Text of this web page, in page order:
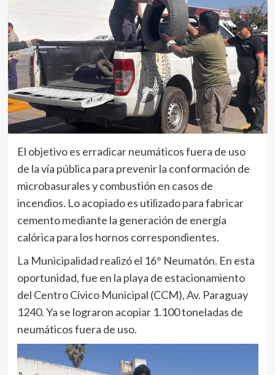
El objetivo es erradicar neumáticos fuera de uso
de la vía pública para prevenir la conformación de
microbasurales y combustión en casos de
incendios. Lo acopiado es utilizado para fabricar
cemento mediante la generación de energía
calórica para los hornos correspondientes.
La Municipalidad realizó el 16° Neumatón. En esta
oportunidad, fue en la playa de estacionamiento
del Centro Cívico Municipal (CCM), Av. Paraguay
1240. Ya se lograron acopiar 1.100 toneladas de
neumáticos fuera de uso.